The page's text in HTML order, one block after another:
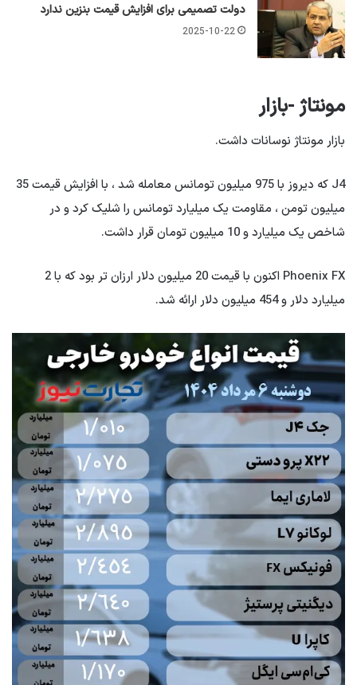
دولت تصمیمی برای افزایش قیمت بنزین ندارد
2025-10-22
مونتاژ -بازار
بازار مونتاژ نوسانات داشت.
J4 که دیروز با 975 میلیون تومانس معامله شد ، با افزایش قیمت 35
میلیون تومن ، مقاومت یک میلیارد تومانس را شلیک کرد و در
شاخص یک میلیارد و 10 میلیون تومان قرار داشت.
Phoenix FX اکنون با قیمت 20 میلیون دلار ارزان تر بود که با 2
میلیارد دلار و 454 میلیون دلار ارائه شد.